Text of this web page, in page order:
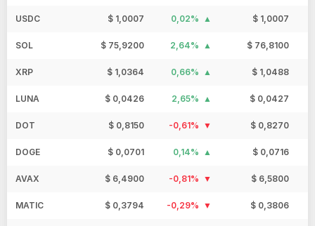
USDC $ 1,0007 0,02% $ 1,0007
SOL $ 75,9200 2,64% $ 76,8100
XRP $ 1,0364 0,66% $ 1,0488
LUNA $ 0,0426 2,65% $ 0,0427
DOT $ 0,8150 -0,61% $ 0,8270
DOGE $ 0,0701 0,14% $ 0,0716
AVAX $ 6,4900 -0,81% $ 6,5800
MATIC $ 0,3794 -0,29% $ 0,3806